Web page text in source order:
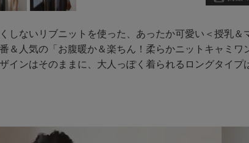
しないリブニットを使った、あったか可愛い＜授乳＆
＆人気の「お腹暖か＆楽ちん！柔らかニットキャミワ
インはそのままに、大人っぽく着られるロングタイプ